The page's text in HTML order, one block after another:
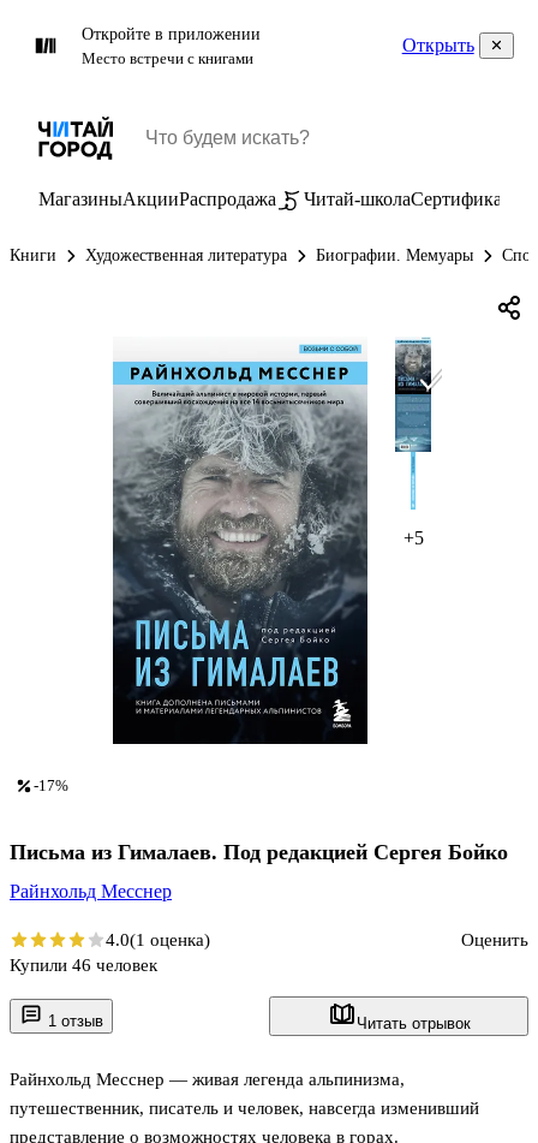
Откройте в приложении
Место встречи с книгами
Открыть
МагазиныАкцииРаспродажа Читай-школаСертификаты
Книги Художественная литература Биографии. Мемуары
+5
1 отзыв Читать отрывок
Райнхольд Месснер — живая легенда альпинизма,
путешественник, писатель и человек, навсегда изменивший
представление о возможностях человека в горах.
-17%
Письма из Гималаев. Под редакцией Сергея Бойко
Райнхольд Месснер
4.0(1 оценка)
Оценить
Купили 46 человек